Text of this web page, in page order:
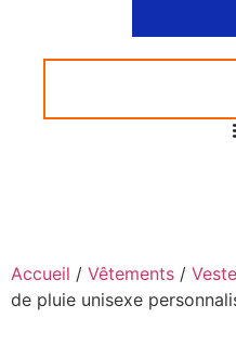
Accueil / Vêtements /
de pluie unisexe